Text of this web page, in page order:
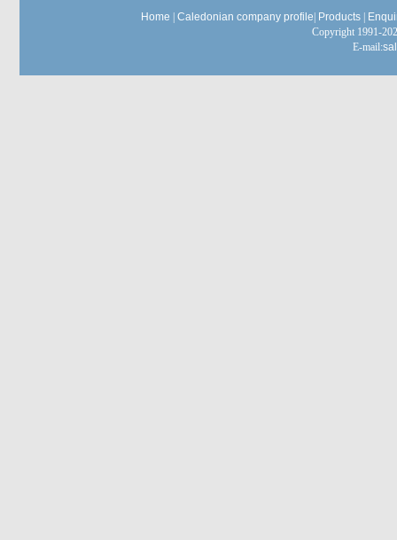
Home Caledonian company profile Products
Copyright 1991-
E-mail: